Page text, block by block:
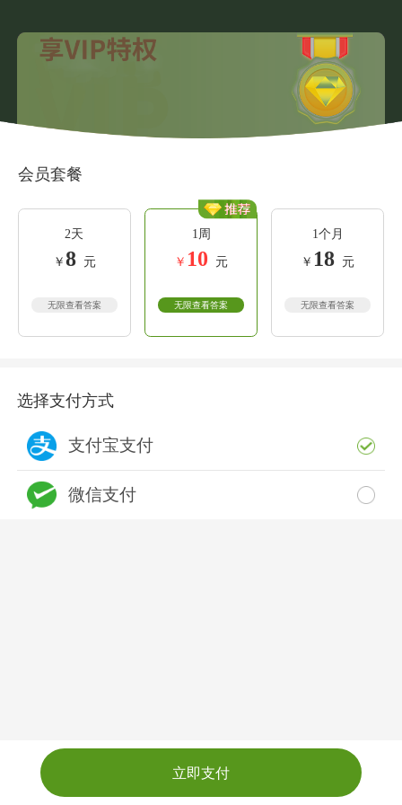
会员套餐
2天
￥ 8 元
无限查看答案
1周
￥ 10 元
无限查看答案
1个月
￥ 18 元
无限查看答案
选择支付方式
支付宝支付
微信支付